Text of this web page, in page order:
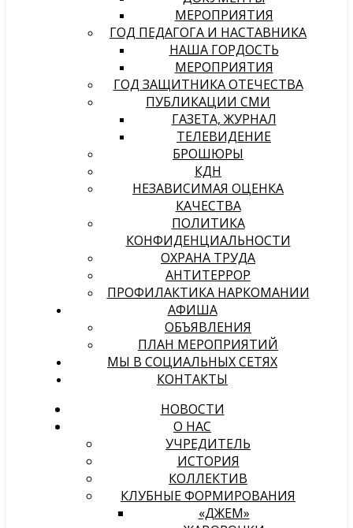
МЕРОПРИЯТИЯ
ГОД ПЕДАГОГА И НАСТАВНИКА
НАША ГОРДОСТЬ
МЕРОПРИЯТИЯ
ГОД ЗАЩИТНИКА ОТЕЧЕСТВА
ПУБЛИКАЦИИ СМИ
ГАЗЕТА, ЖУРНАЛ
ТЕЛЕВИДЕНИЕ
БРОШЮРЫ
КДН
НЕЗАВИСИМАЯ ОЦЕНКА
КАЧЕСТВА
ПОЛИТИКА
КОНФИДЕНЦИАЛЬНОСТИ
ОХРАНА ТРУДА
АНТИТЕРРОР
ПРОФИЛАКТИКА НАРКОМАНИИ
АФИША
ОБЪЯВЛЕНИЯ
ПЛАН МЕРОПРИЯТИЙ
МЫ В СОЦИАЛЬНЫХ СЕТЯХ
КОНТАКТЫ
НОВОСТИ
О НАС
УЧРЕДИТЕЛЬ
ИСТОРИЯ
КОЛЛЕКТИВ
КЛУБНЫЕ ФОРМИРОВАНИЯ
«ДЖЕМ»